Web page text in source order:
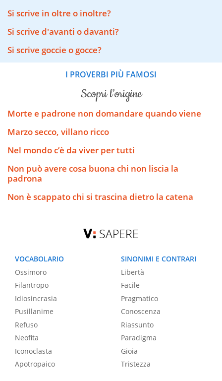
Si scrive in oltre o inoltre?
Si scrive d'avanti o davanti?
Si scrive goccie o gocce?
I PROVERBI PIÙ FAMOSI
scopri l’origine
Morte e padrone non domandare quando viene
Marzo secco, villano ricco
Nel mondo c’è da viver per tutti
Non può avere cosa buona chi non liscia la
padrona
Non è scappato chi si trascina dietro la catena
SAPERE
VOCABOLARIO
Ossimoro
Filantropo
Idiosincrasia
Pusillanime
Refuso
Neofita
Iconoclasta
Apotropaico
SINONIMI E CONTRARI
Libertà
Facile
Pragmatico
Conoscenza
Riassunto
Paradigma
Gioia
Tristezza